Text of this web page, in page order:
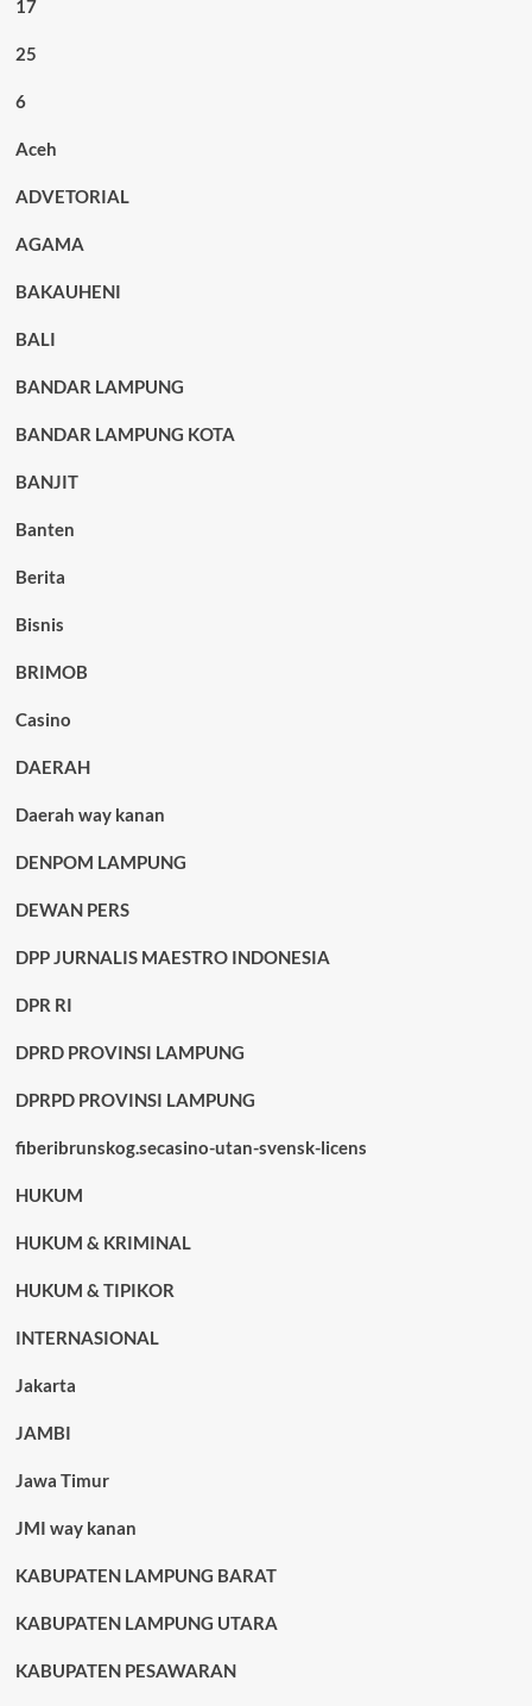
17
25
6
Aceh
ADVETORIAL
AGAMA
BAKAUHENI
BALI
BANDAR LAMPUNG
BANDAR LAMPUNG KOTA
BANJIT
Banten
Berita
Bisnis
BRIMOB
Casino
DAERAH
Daerah way kanan
DENPOM LAMPUNG
DEWAN PERS
DPP JURNALIS MAESTRO INDONESIA
DPR RI
DPRD PROVINSI LAMPUNG
DPRPD PROVINSI LAMPUNG
fiberibrunskog.secasino-utan-svensk-licens
HUKUM
HUKUM & KRIMINAL
HUKUM & TIPIKOR
INTERNASIONAL
Jakarta
JAMBI
Jawa Timur
JMI way kanan
KABUPATEN LAMPUNG BARAT
KABUPATEN LAMPUNG UTARA
KABUPATEN PESAWARAN